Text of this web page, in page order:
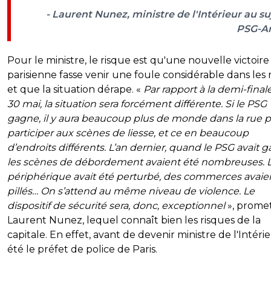
- Laurent Nunez, ministre de l'Intérieur au
PSG-
Pour le ministre, le risque est qu'une nouvelle victoire
parisienne fasse venir une foule considérable dans les
et que la situation dérape. « Par rapport à la demi-
30 mai, la situation sera forcément différente. Si le PSG
gagne, il y aura beaucoup plus de monde dans la rue
participer aux scènes de liesse, et ce en beaucoup
d’endroits différents. L’an dernier, quand le PSG avait
les scènes de débordement avaient été nombreuses.
périphérique avait été perturbé, des commerces
pillés… On s’attend au même niveau de violence. Le
dispositif de sécurité sera, donc, exceptionnel»,
Laurent Nunez, lequel connaît bien les risques de la
capitale. En effet, avant de devenir ministre de
été le préfet de police de Paris.